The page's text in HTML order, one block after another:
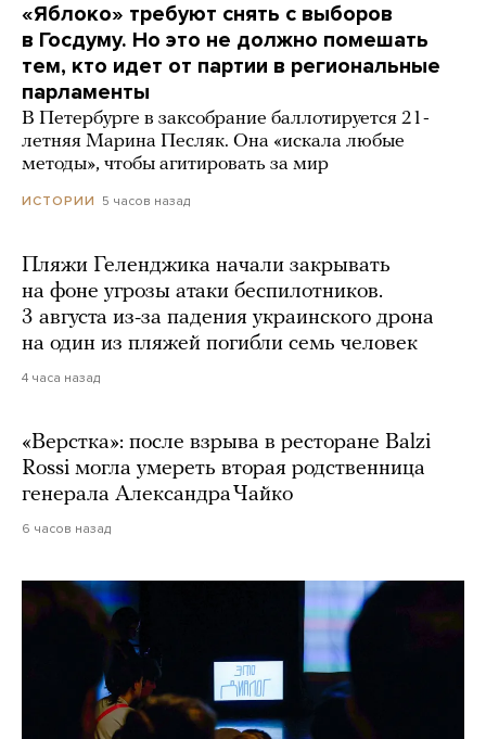
«Яблоко» требуют снять с выборов
в Госдуму. Но это не должно помешать
тем, кто идет от партии в региональные
парламенты
В Петербурге в заксобрание баллотируется 21-
летняя Марина Песляк. Она «искала любые
методы», чтобы агитировать за мир
ИСТОРИИ 5 часов назад
Пляжи Геленджика начали закрывать
на фоне угрозы атаки беспилотников.
3 августа из-за падения украинского дрона
на один из пляжей погибли семь человек
4 часа назад
«Верстка»: после взрыва в ресторане Balzi
Rossi могла умереть вторая родственница
генерала Александра Чайко
6 часов назад